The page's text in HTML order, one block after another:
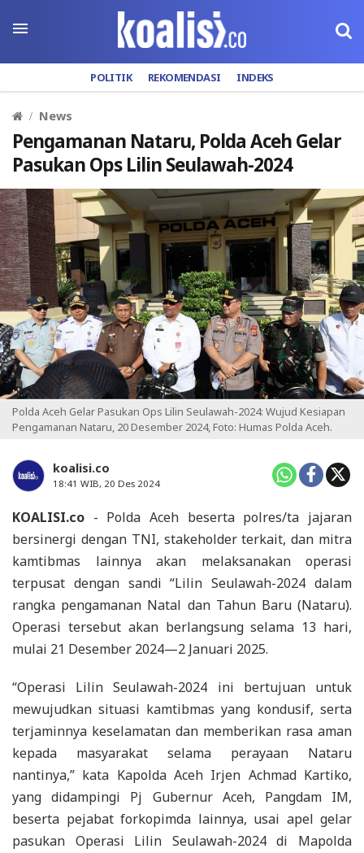
POLITIK REKOMENDASI INDEKS
News
Pengamanan Nataru, Polda Aceh Gelar
Pasukan Ops Lilin Seulawah-2024
Polda Aceh Gelar Pasukan Ops Lilin Seulawah-2024: Wujud Kesiapan
Pengamanan Nataru, 20 Desember 2024, Foto: Humas Polda Aceh.
koalisi.co
18:41 WIB, 20 Des 2024
KOALISI.co - Polda Aceh beserta polres/ta jajaran
bersinergi dengan TNI, stakeholder terkait, dan mitra
kamtibmas lainnya akan melaksanakan operasi
terpusat dengan sandi “Lilin Seulawah-2024 dalam
rangka pengamanan Natal dan Tahun Baru (Nataru).
Operasi tersebut akan berlangsung selama 13 hari,
mulai 21 Desember 2024—2 Januari 2025.
“Operasi Lilin Seulawah-2024 ini bertujuan untuk
mewujudkan situasi kamtibmas yang kondusif, serta
terjaminnya keselamatan dan memberikan rasa aman
kepada masyarakat selama perayaan Nataru
nantinya,” kata Kapolda Aceh Irjen Achmad Kartiko,
yang didampingi Pj Gubernur Aceh, Pangdam IM,
beserta pejabat forkopimda lainnya, usai apel gelar
pasukan Operasi Lilin Seulawah-2024 di Mapolda